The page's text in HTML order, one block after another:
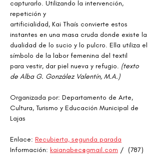
capturarlo. Utilizando la intervención,
repetición y
artificialidad, Kai Thaís convierte estos
instantes en una masa cruda donde existe la
dualidad de lo sucio y lo pulcro. Ella utiliza el
símbolo de la labor femenina del textil
para vestir, dar piel nueva y refugio. (texto
de Alba G. González Valentín, M.A.)
Organizada por: Departamento de Arte,
Cultura, Turismo y Educación Municipal de
Lajas
Enlace: Recubierta, segunda parada
Información: kaianabec@gmail.com /  (787)